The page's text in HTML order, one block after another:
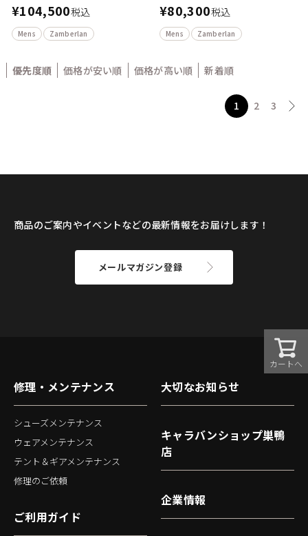
¥104,500税込
Mens Zamberlan
¥80,300税込
Mens Zamberlan
優先度順 価格が安い順 価格が高い順 新着順
1 2 3
カートへ
商品のご案内やイベントなどの最新情報をお届けします！
メールマガジン登録
修理・メンテナンス
シューズメンテナンス
ウェアメンテナンス
テント＆ギアメンテナンス
修理のご依頼
ご利用ガイド
大切なお知らせ
キャラバンショップ巣鴨
店
企業情報